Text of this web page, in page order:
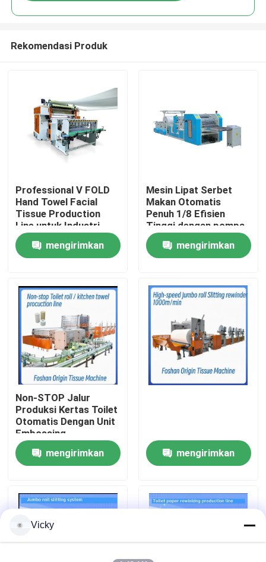
Rumah
Produk
Tentang Kami
Tur Pabrik
Kontrol Kualitas
Hubungi Kami
Berita
Rekomendasi Produk
Professional V FOLD
Hand Towel Facial
Tissue Production
Line untuk Industri
Tissue dengan unit
transfer otomatis
mengirimkan
Mesin Lipat Serbet
Makan Otomatis
Penuh 1/8 Efisien
Tinggi dengan pompa
vakum
mengirimkan
Non-STOP Jalur
Produksi Kertas Toilet
Otomatis Dengan Unit
Embossing
mengirimkan
mengirimkan
Vicky